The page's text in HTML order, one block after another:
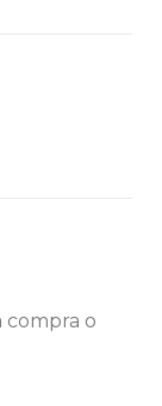
compra o